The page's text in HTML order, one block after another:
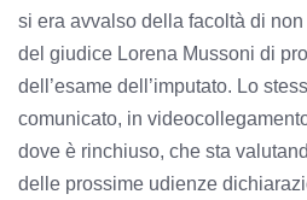
si era avvalso della facoltà di
del giudice Lorena Mussoni di
dell’esame dell’imputato. Lo
comunicato, in
dove è rinchiuso, che sta
delle prossime udienze